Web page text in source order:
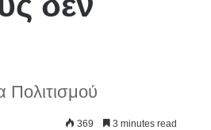
Πολιτισμού
369 3 minutes read